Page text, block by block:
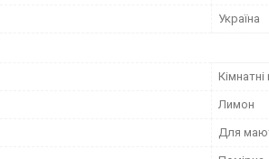
Україна
Лимон
Для